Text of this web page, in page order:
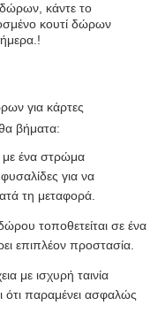
δώρων, κάντε το
κουτί δώρων
για κάρτες
βήματα:
με ένα στρώμα
για να
τη μεταφορά.
τοποθετείται σε ένα
επιπλέον προστασία.
με ισχυρή ταινία
ότι παραμένει ασφαλώς